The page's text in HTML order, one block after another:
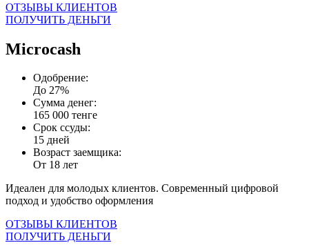
ОТЗЫВЫ КЛИЕНТОВ
ПОЛУЧИТЬ ДЕНЬГИ
Microcash
Одобрение:
До 27%
Сумма денег:
165 000 тенге
Срок ссуды:
15 дней
Возраст заемщика:
От 18 лет
Идеален для молодых клиентов. Современный цифровой
подход и удобство оформления
ОТЗЫВЫ КЛИЕНТОВ
ПОЛУЧИТЬ ДЕНЬГИ